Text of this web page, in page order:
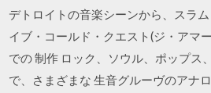
デトロイトの音楽シーンから、スラ
イブ・コールド・クエスト(ジ・アマ
での 制作 ロック、ソウル、ポップス
で、さまざまな 生音グルーヴのアナ